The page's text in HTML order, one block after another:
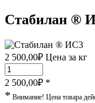
Стабилан ®
2 500,00₽ Цена за кг
2 500,00₽ *
* Внимание! Цена товара